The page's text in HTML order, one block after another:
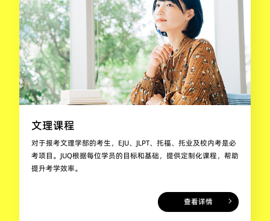
文理课程
对于报考文理学部的考生，EJU、JLPT、托福、托业及校内考是必
考项目。JUQ根据每位学员的目标和基础，提供定制化课程，帮助
提升考学效率。
查看详情